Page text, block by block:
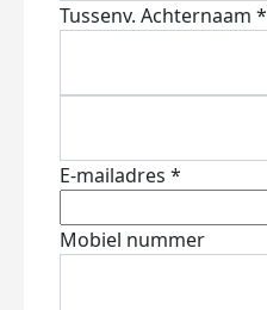
Tussenv. Achternaam *
E-mailadres *
Mobiel nummer